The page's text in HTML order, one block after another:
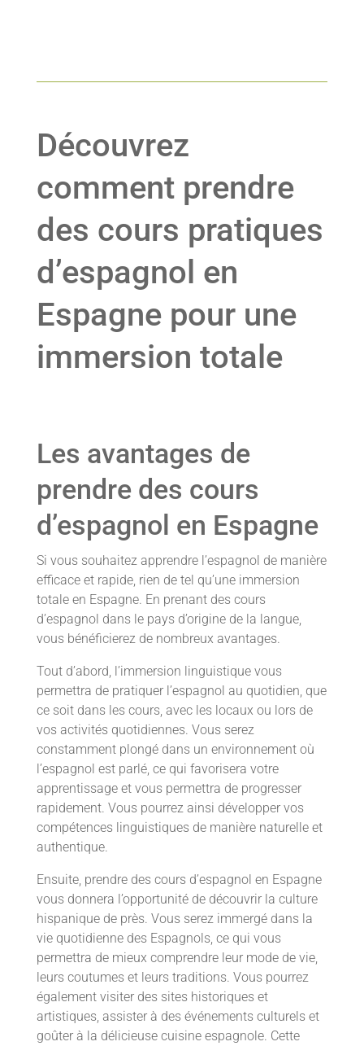
Découvrez
comment prendre
des cours pratiques
d’espagnol en
Espagne pour une
immersion totale
Les avantages de
prendre des cours
d’espagnol en Espagne
Si vous souhaitez apprendre l’espagnol de manière
efficace et rapide, rien de tel qu’une immersion
totale en Espagne. En prenant des cours
d’espagnol dans le pays d’origine de la langue,
vous bénéficierez de nombreux avantages.
Tout d’abord, l’immersion linguistique vous
permettra de pratiquer l’espagnol au quotidien, que
ce soit dans les cours, avec les locaux ou lors de
vos activités quotidiennes. Vous serez
constamment plongé dans un environnement où
l’espagnol est parlé, ce qui favorisera votre
apprentissage et vous permettra de progresser
rapidement. Vous pourrez ainsi développer vos
compétences linguistiques de manière naturelle et
authentique.
Ensuite, prendre des cours d’espagnol en Espagne
vous donnera l’opportunité de découvrir la culture
hispanique de près. Vous serez immergé dans la
vie quotidienne des Espagnols, ce qui vous
permettra de mieux comprendre leur mode de vie,
leurs coutumes et leurs traditions. Vous pourrez
également visiter des sites historiques et
artistiques, assister à des événements culturels et
goûter à la délicieuse cuisine espagnole. Cette